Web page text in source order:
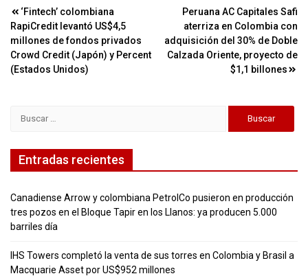
Navegación
de
entradas
‘Fintech’ colombiana
RapiCredit levantó US$4,5
millones de fondos privados
Crowd Credit (Japón) y Percent
(Estados Unidos)
Peruana AC Capitales Safi
aterriza en Colombia con
adquisición del 30% de Doble
Calzada Oriente, proyecto de
$1,1 billones
Entradas recientes
Canadiense Arrow y colombiana PetrolCo pusieron en producción
tres pozos en el Bloque Tapir en los Llanos: ya producen 5.000
barriles día
IHS Towers completó la venta de sus torres en Colombia y Brasil a
Macquarie Asset por US$952 millones